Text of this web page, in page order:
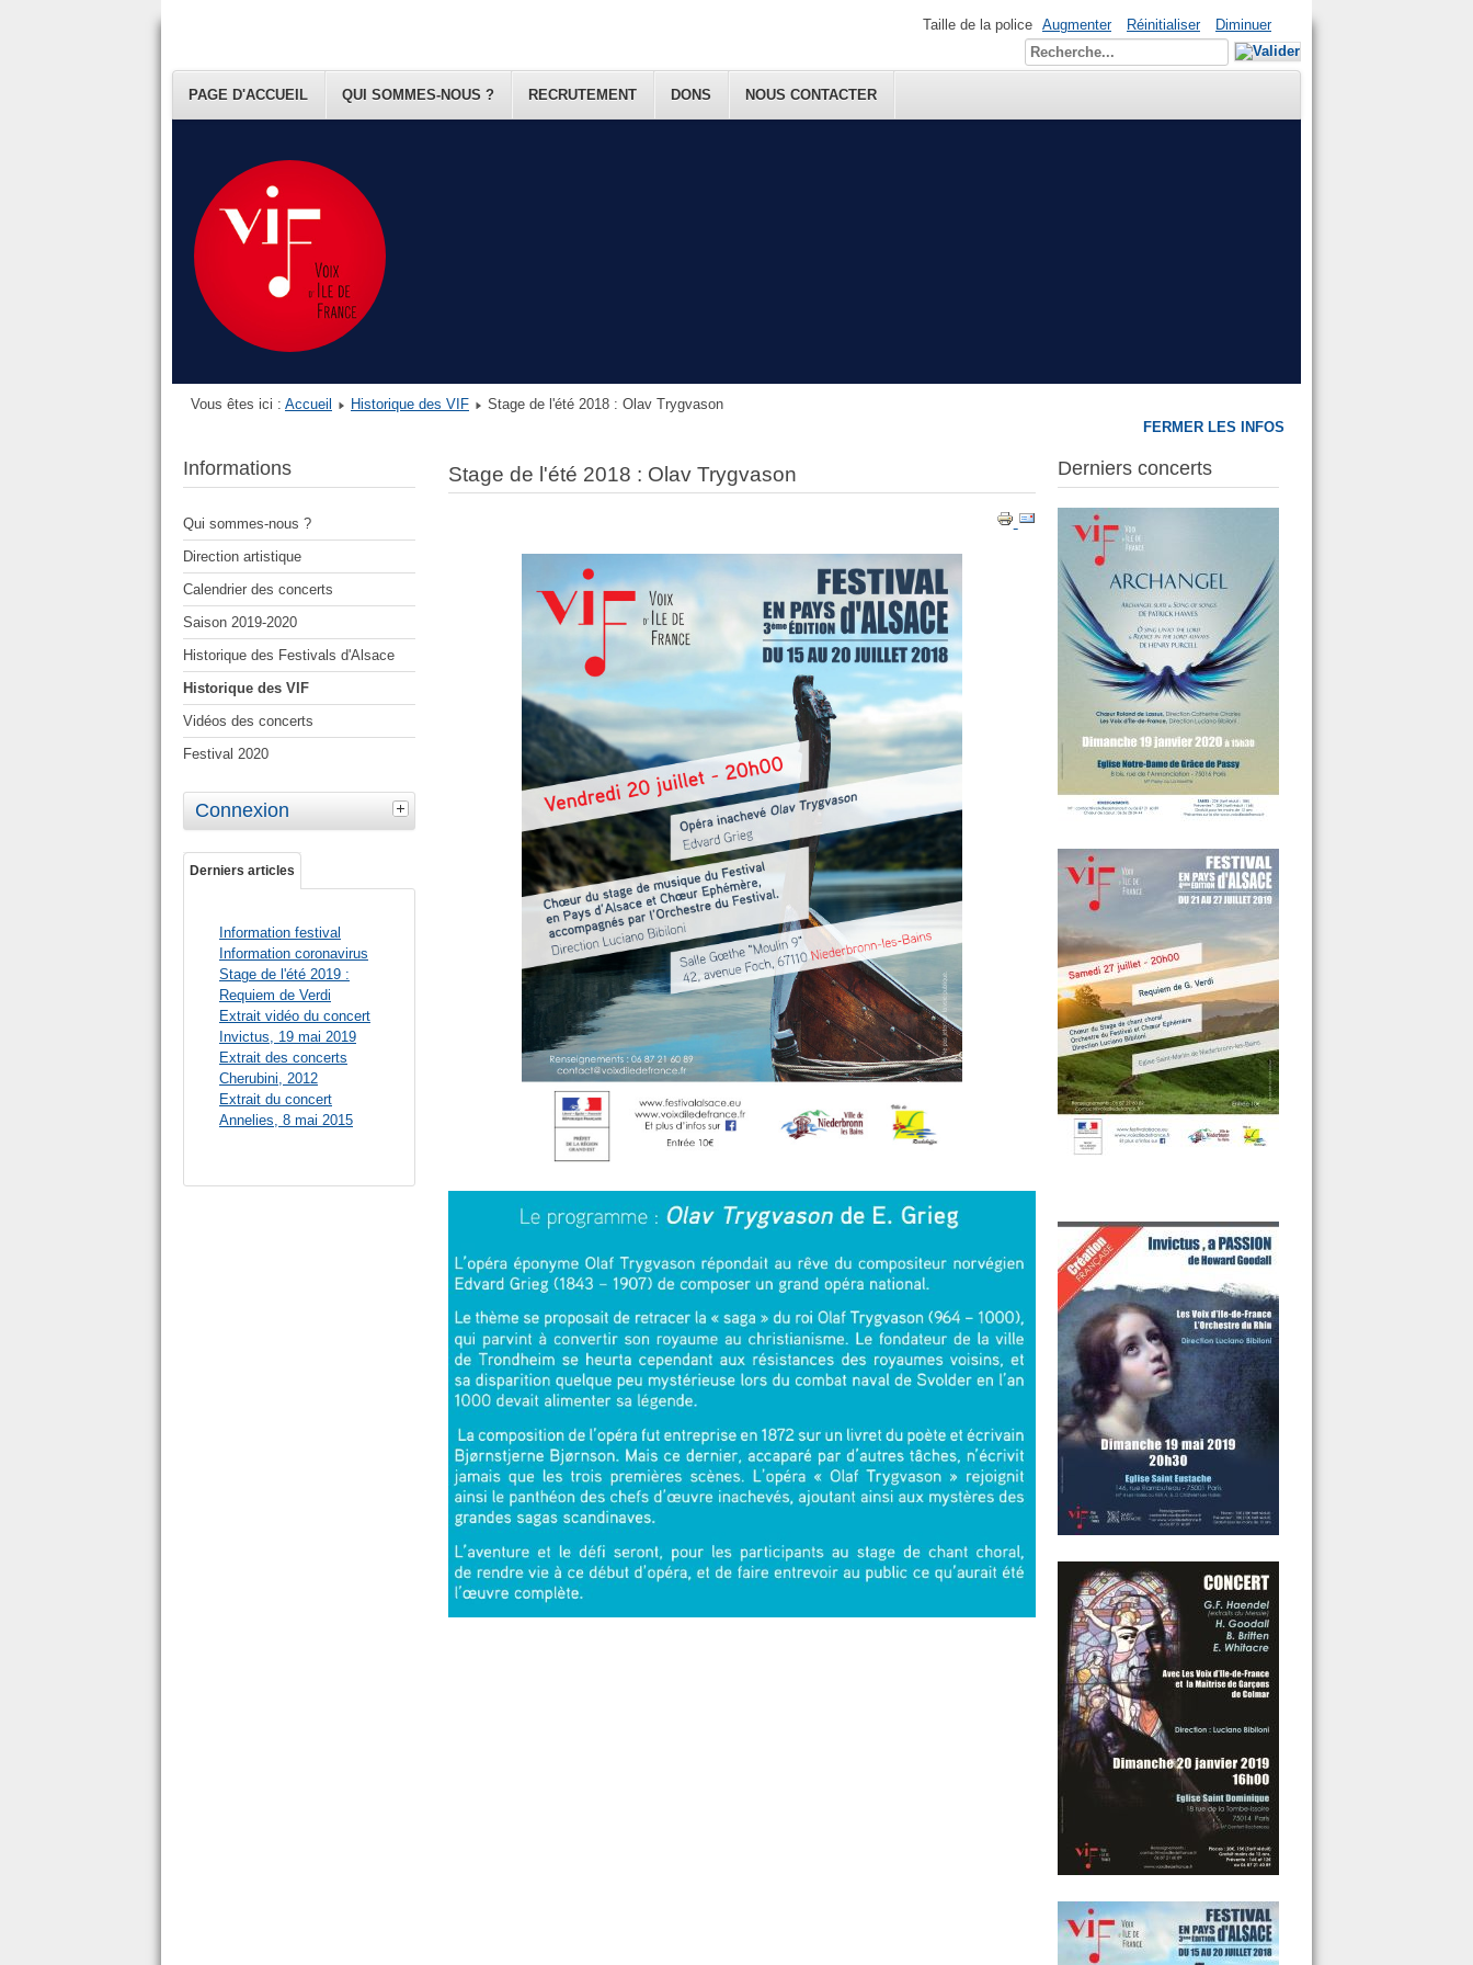
PAGE D'ACCUEIL QUI SOMMES-NOUS ? RECRUTEMENT DONS NOUS CONTACTER
Taille de la police Augmenter Réinitialiser Diminuer
Vous êtes ici : Accueil Historique des VIF Stage de l'été 2018 : Olav Trygvason
Informations
Qui sommes-nous ?
Direction artistique
Calendrier des concerts
Saison 2019-2020
Historique des Festivals d'Alsace
Historique des VIF
Vidéos des concerts
Festival 2020
Connexion
Derniers articles
Information festival
Information coronavirus
Stage de l'été 2019 :
Requiem de Verdi
Extrait vidéo du concert
Invictus, 19 mai 2019
Extrait des concerts
Cherubini, 2012
Extrait du concert
Annelies, 8 mai 2015
Stage de l'été 2018 : Olav Trygvason
FERMER LES INFOS
Derniers concerts